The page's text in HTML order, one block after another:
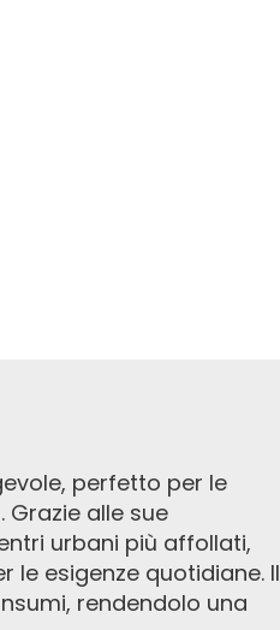
perfetto per le
alle sue
urbani più affollati,
le esigenze quotidiane. Il
rendendolo una